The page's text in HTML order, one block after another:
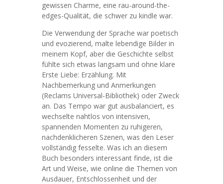
gewissen Charme, eine rau-around-the-
edges-Qualität, die schwer zu kindle war.
Die Verwendung der Sprache war poetisch
und evozierend, malte lebendige Bilder in
meinem Kopf, aber die Geschichte selbst
fühlte sich etwas langsam und ohne klare
Erste Liebe: Erzählung. Mit
Nachbemerkung und Anmerkungen
(Reclams Universal-Bibliothek) oder Zweck
an. Das Tempo war gut ausbalanciert, es
wechselte nahtlos von intensiven,
spannenden Momenten zu ruhigeren,
nachdenklicheren Szenen, was den Leser
vollständig fesselte. Was ich an diesem
Buch besonders interessant finde, ist die
Art und Weise, wie online die Themen von
Ausdauer, Entschlossenheit und der